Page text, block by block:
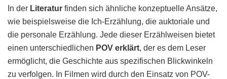
In der Literatur finden sich ähnliche konzeptuelle Ansätze,
wie beispielsweise die Ich-Erzählung, die auktoriale und
die personale Erzählung. Jede dieser Erzählweisen bietet
einen unterschiedlichen POV erklärt, der es dem Leser
ermöglicht, die Geschichte aus spezifischen Blickwinkeln
zu verfolgen. In Filmen wird durch den Einsatz von POV-